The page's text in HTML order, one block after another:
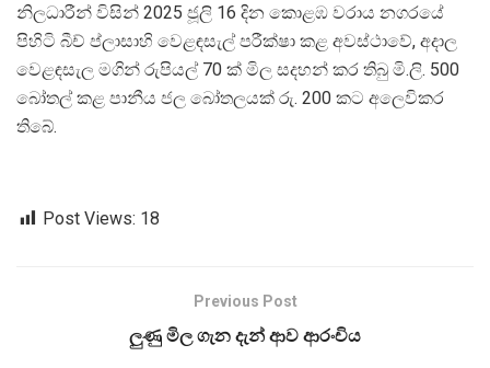
නිලධාරීන් විසින් 2025 ජූලි 16 දින කොළඹ වරාය නගරයේ
පිහිටි බීච් ප්ලාසාහි වෙළඳසැල් පරීක්ෂා කළ අවස්ථාවේ, අදාල
වෙළඳසැල මගින් රුපියල් 70 ක් මිල සදහන් කර තිබු මි.ලි. 500
බෝතල් කළ පානීය ජල බෝතලයක් රු. 200 කට අලෙවිකර
තිබේ.
Post Views: 18
Previous Post
ලුණු මිල ගැන දැන් ආව ආරංචිය